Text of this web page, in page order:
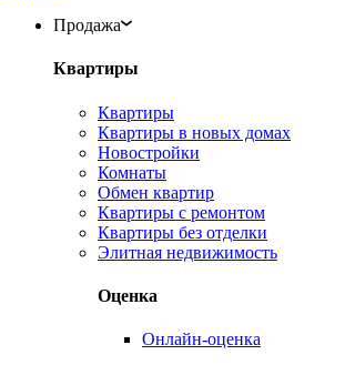
Продажа
Квартиры
Квартиры
Квартиры в новых домах
Новостройки
Комнаты
Обмен квартир
Квартиры с ремонтом
Квартиры без отделки
Элитная недвижимость
Оценка
Онлайн-оценка